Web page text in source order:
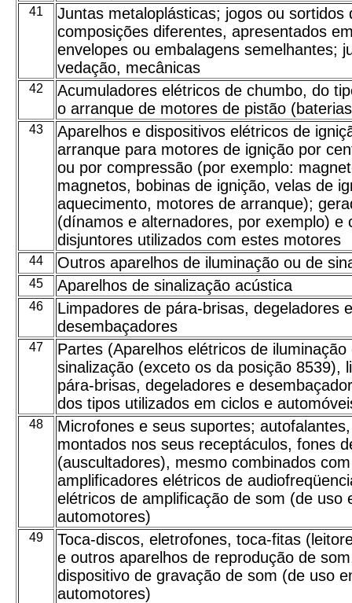
41
Juntas metaloplásticas; jogos ou sortidos
composições diferentes, apresentados
envelopes ou embalagens semelhantes;
vedação, mecânicas
42
Acumuladores elétricos de chumbo, do
o arranque de motores de pistão
43
Aparelhos e dispositivos elétricos de
arranque para motores de ignição por
ou por compressão (por exemplo:
magnetos, bobinas de ignição, velas de
aquecimento, motores de arranque);
(dínamos e alternadores, por exemplo) e
disjuntores utilizados com estes motores
44 Outros aparelhos de iluminação ou de
45 Aparelhos de sinalização acústica
46
Limpadores de pára-brisas, degeladores e
desembaçadores
47
Partes (Aparelhos elétricos de iluminação
sinalização (exceto os da posição 8539),
pára-brisas, degeladores e
dos tipos utilizados em ciclos e
48
Microfones e seus suportes;
montados nos seus receptáculos, fones
(auscultadores), mesmo combinados
amplificadores elétricos de
elétricos de amplificação de som (de uso
automotores)
49
Toca-discos, eletrofones, toca-fitas
e outros aparelhos de reprodução de
dispositivo de gravação de som (de uso
automotores)